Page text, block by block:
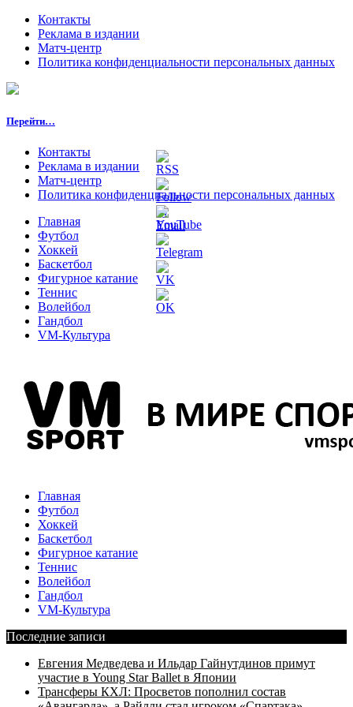
Контакты
Реклама в издании
Матч-центр
Политика конфиденциальности персональных данных
Перейти…
Контакты
Реклама в издании
Матч-центр
Политика конфиденциальности персональных данных
Главная
Футбол
Хоккей
Баскетбол
Фигурное катание
Теннис
Волейбол
Гандбол
VM-Культура
Главная
Футбол
Хоккей
Баскетбол
Фигурное катание
Теннис
Волейбол
Гандбол
VM-Культура
Последние записи
Евгения Медведева и Ильдар Гайнутдинов примут
участие в Young Star Ballet в Японии
Трансферы КХЛ: Просветов пополнил состав